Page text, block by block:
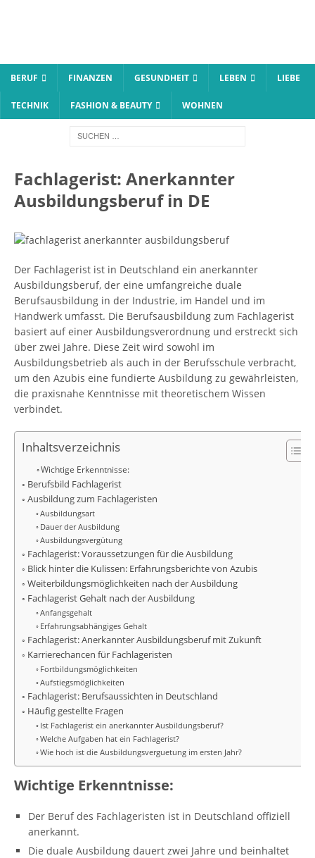
BERUF FINANZEN GESUNDHEIT LEBEN LIEBE
TECHNIK FASHION & BEAUTY WOHNEN
Fachlagerist: Anerkannter
Ausbildungsberuf in DE
Der Fachlagerist ist in Deutschland ein anerkannter
Ausbildungsberuf, der eine umfangreiche duale
Berufsausbildung in der Industrie, im Handel und im
Handwerk umfasst. Die Berufsausbildung zum Fachlagerist
basiert auf einer Ausbildungsverordnung und erstreckt sich
über zwei Jahre. Diese Zeit wird sowohl im
Ausbildungsbetrieb als auch in der Berufsschule verbracht,
um den Azubis eine fundierte Ausbildung zu gewährleisten,
die praxisnahe Kenntnisse mit theoretischem Wissen
verbindet.
Inhaltsverzeichnis
Wichtige Erkenntnisse:
Berufsbild Fachlagerist
Ausbildung zum Fachlageristen
Ausbildungsart
Dauer der Ausbildung
Ausbildungsvergütung
Fachlagerist: Voraussetzungen für die Ausbildung
Blick hinter die Kulissen: Erfahrungsberichte von Azubis
Weiterbildungsmöglichkeiten nach der Ausbildung
Fachlagerist Gehalt nach der Ausbildung
Anfangsgehalt
Erfahrungsabhängiges Gehalt
Fachlagerist: Anerkannter Ausbildungsberuf mit Zukunft
Karrierechancen für Fachlageristen
Fortbildungsmöglichkeiten
Aufstiegsmöglichkeiten
Fachlagerist: Berufsaussichten in Deutschland
Häufig gestellte Fragen
Ist Fachlagerist ein anerkannter Ausbildungsberuf?
Welche Aufgaben hat ein Fachlagerist?
Wie hoch ist die Ausbildungsverguetung im ersten Jahr?
Wichtige Erkenntnisse:
Der Beruf des Fachlageristen ist in Deutschland offiziell
anerkannt.
Die duale Ausbildung dauert zwei Jahre und beinhaltet